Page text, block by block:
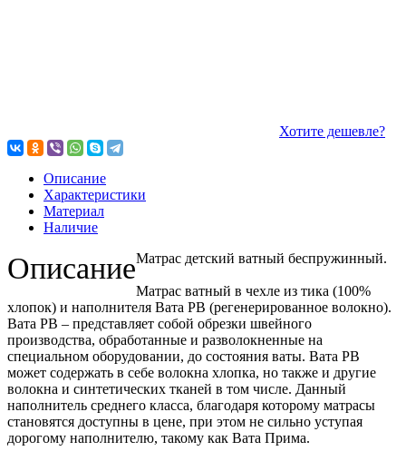
Хотите дешевле?
Описание
Характеристики
Материал
Наличие
ОписаниеМатрас детский ватный беспружинный.
Матрас ватный в чехле из тика (100%
хлопок) и наполнителя Вата РВ (регенерированное волокно).
Вата РВ – представляет собой обрезки швейного
производства, обработанные и разволокненные на
специальном оборудовании, до состояния ваты. Вата РВ
может содержать в себе волокна хлопка, но также и другие
волокна и синтетических тканей в том числе. Данный
наполнитель среднего класса, благодаря которому матрасы
становятся доступны в цене, при этом не сильно уступая
дорогому наполнителю, такому как Вата Прима.